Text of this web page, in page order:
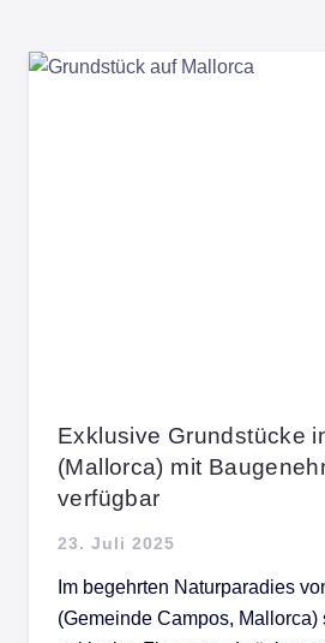
Exklusive Grundstücke
(Mallorca) mit
verfügbar
23. Juli 2025
Im begehrten Naturparadies
(Gemeinde Campos, Mallorca)